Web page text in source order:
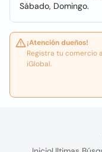
Sábado, Domingo.
¡Atención dueños!
Registra tu comercio
iGlobal.